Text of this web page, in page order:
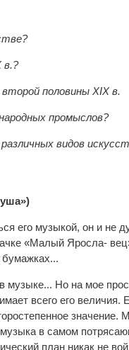
в.?
половины XIX в.
промыслов?
видов
его музыкой, он и
«Малый Яросла-
музыке... Но на мое
всего его
значение.
в самом
план никак не